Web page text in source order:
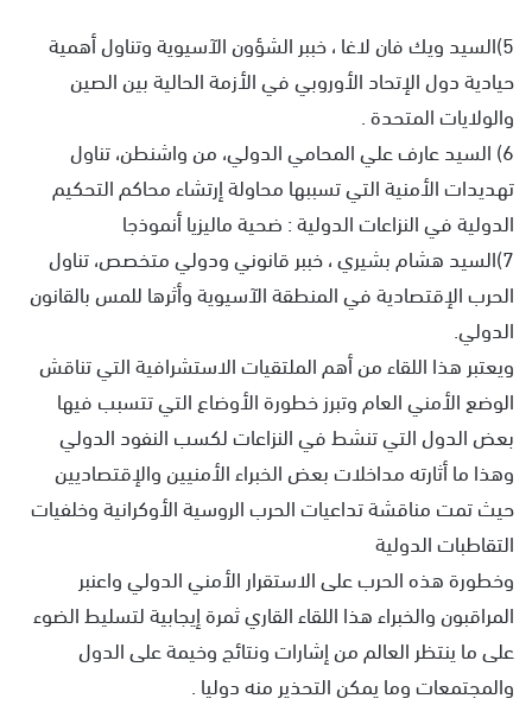
5)السيد ويك فان لاغا ، خببر الشؤون الآسيوية وتناول أهمية
حيادية دول الإتحاد الأوروبي في الأزمة الحالية بين الصين
والولايات المتحدة .
6) السيد عارف علي المحامي الدولي، من واشنطن، تناول
تهديدات الأمنية التي تسببها محاولة إرتشاء محاكم التحكيم
الدولية في النزاعات الدولية : ضحية ماليزيا أنموذجا
7)السيد هشام بشيري ، خببر قانوني ودولي متخصص، تناول
الحرب الإقتصادية في المنطقة الآسيوية وأثرها للمس بالقانون
الدولي.
ويعتبر هذا اللقاء من أهم الملتقيات الاستشرافية التي تناقش
الوضع الأمني العام وتبرز خطورة الأوضاع التي تتسبب فيها
بعض الدول التي تنشط في النزاعات لكسب النفود الدولي
وهذا ما أثارته مداخلات بعض الخبراء الأمنيين والإقتصاديين
حيث تمت مناقشة تداعيات الحرب الروسية الأوكرانية وخلفيات
التقاطبات الدولية
وخطورة هذه الحرب على الاستقرار الأمني الدولي واعنبر
المراقبون والخبراء هذا اللقاء القاري ثمرة إيجابية لتسليط الضوء
على ما ينتظر العالم من إشارات ونتائج وخيمة على الدول
والمجتمعات وما يمكن التحذير منه دوليا .